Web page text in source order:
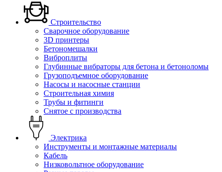
Строительство
Сварочное оборудование
3D принтеры
Бетономешалки
Виброплиты
Глубинные вибраторы для бетона и бетоноломы
Грузоподъемное оборудование
Насосы и насосные станции
Строительная химия
Трубы и фитинги
Снятое с производства
Электрика
Инструменты и монтажные материалы
Кабель
Низковольтное оборудование